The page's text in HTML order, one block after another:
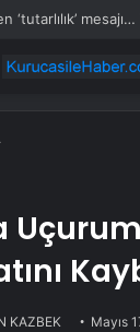
KAZBEK Mayıs